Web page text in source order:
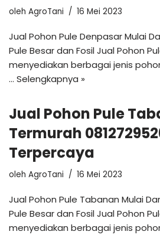
oleh AgroTani 16 Mei 2023
Jual Pohon Pule Denpasar Mulai
Pule Besar dan Fosil Jual Pohon
menyediakan berbagai jenis
… Selengkapnya »
Jual Pohon Pule
Termurah
Terpercaya
oleh AgroTani 16 Mei 2023
Jual Pohon Pule Tabanan Mulai
Pule Besar dan Fosil Jual Pohon
menyediakan berbagai jenis